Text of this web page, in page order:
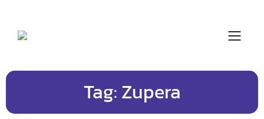
Tag:Zupera